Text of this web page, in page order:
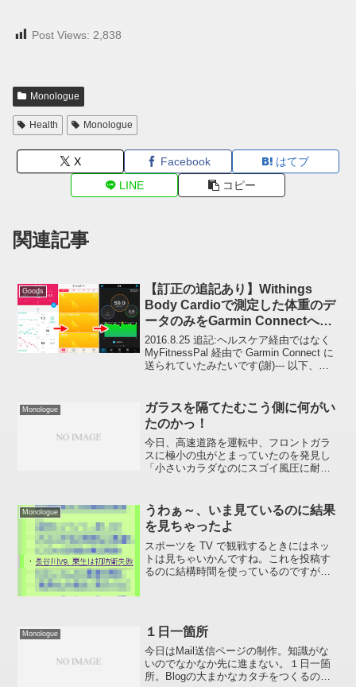
Post Views: 2,838
Monologue
Health Monologue
X Facebook
はてブ
LINE
コピー
関連記事
Goods
【訂正の追記あり】Withings
Body Cardioで測定した体重のデ
ータのみをGarmin Connectへ送
るのはカンタン(ヘルスケア経由)
2016.8.25 追記:ヘルスケア経由ではなく
MyFitnessPal 経由で Garmin Connect に
送られていたみたいです(謝)--- 以下、投
Monologue
ガラスを隔てたむこう側に何がい
たのかっ！
今日、高速道路を運転中、フロントガラ
スに極小の虫がとまっていたのを発見し
「小さいカラダなのにスゴイ風圧に耐え
いたのでした、な～んだ。チャンチャ
ン。そこで思い出したのは。...
Monologue
うわぁ～、いま見ているのに結果
を見ちゃったよ
スポーツを TV で観戦するときにはネッ
トは見ちゃいかんですね。これを投稿す
るのに結構時間を使っているのですが、
Monologue １日一箇所
今日はMail送信ページの制作。知識がな
いのでなかなか先に進まない。１日一箇
所。Blogの大まかなカタチをつくるのに